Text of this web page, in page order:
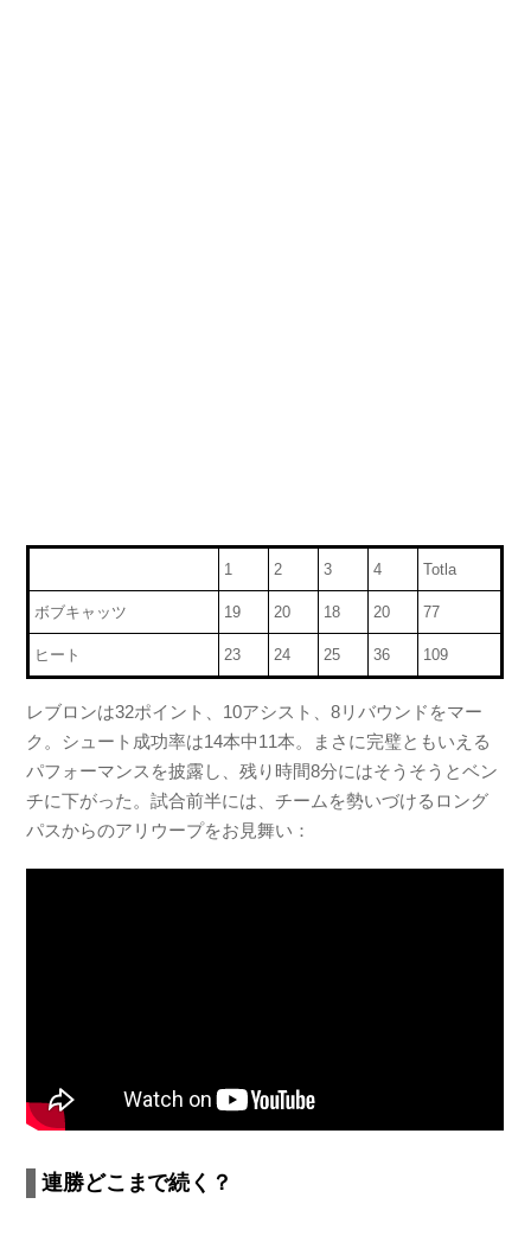
1 2 3 4 Totla
ボブキャッツ 19 20 18 20 77
ヒート 23 24 25 36 109
レブロンは32ポイント、10アシスト、8リバウンドをマー
ク。シュート成功率は14本中11本。まさに完璧ともいえる
パフォーマンスを披露し、残り時間8分にはそうそうとベン
チに下がった。試合前半には、チームを勢いづけるロング
パスからのアリウープをお見舞い：
連勝どこまで続く？